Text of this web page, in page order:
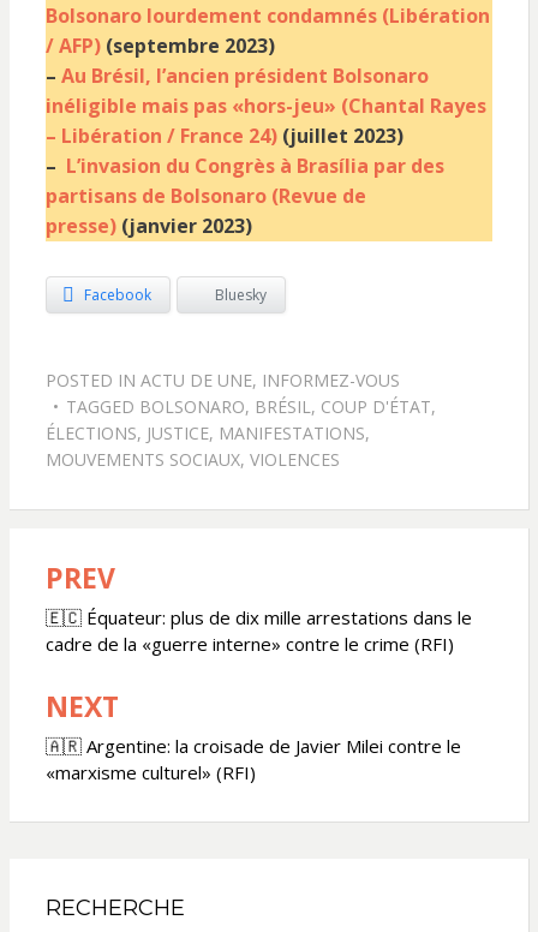
Bolsonaro lourdement condamnés (Libération
/ AFP)(septembre 2023)
– Au Brésil, l’ancien président Bolsonaro
inéligible mais pas «hors-jeu» (Chantal Rayes
– Libération / France 24)(juillet 2023)
– L’invasion du Congrès à Brasília par des
partisans de Bolsonaro (Revue de
presse)(janvier 2023)
Facebook Bluesky
POSTED IN ACTU DE UNE, INFORMEZ-VOUS
TAGGED BOLSONARO, BRÉSIL , COUP D'ÉTAT,
ÉLECTIONS, JUSTICE, MANIFESTATIONS,
MOUVEMENTS SOCIAUX, VIOLENCES
Navigation
de
l’article
PREV
🇪🇨 Équateur: plus de dix mille arrestations dans le
cadre de la «guerre interne» contre le crime (RFI)
NEXT
🇦🇷 Argentine: la croisade de Javier Milei contre le
«marxisme culturel» (RFI)
RECHERCHE